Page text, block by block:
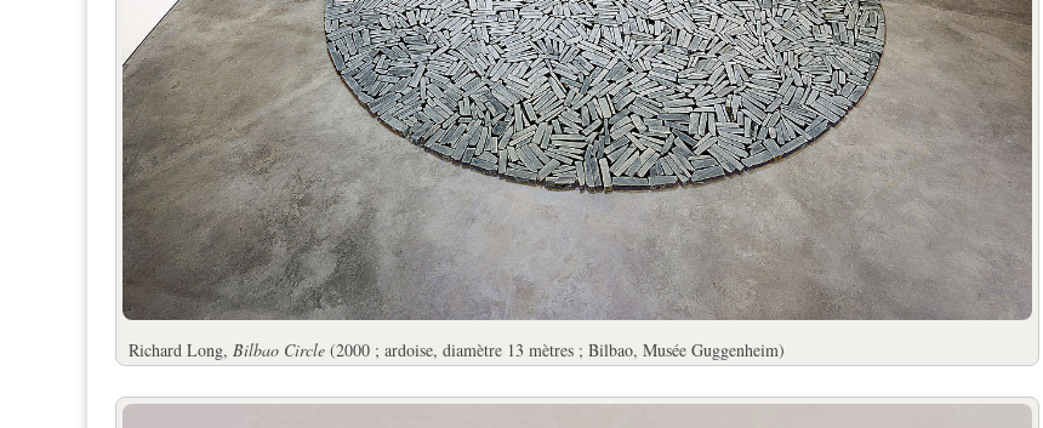
Richard Long, Bilbao Circle (2000 ; ardoise, diamètre 13 mètres ; Bilbao, Musée Guggenheim)